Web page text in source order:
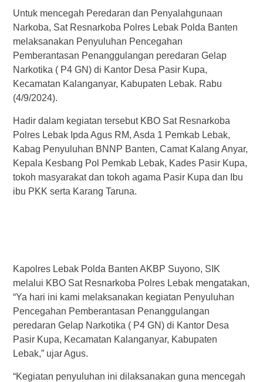
Untuk mencegah Peredaran dan Penyalahgunaan
Narkoba, Sat Resnarkoba Polres Lebak Polda Banten
melaksanakan Penyuluhan Pencegahan
Pemberantasan Penanggulangan peredaran Gelap
Narkotika ( P4 GN) di Kantor Desa Pasir Kupa,
Kecamatan Kalanganyar, Kabupaten Lebak. Rabu
(4/9/2024).
Hadir dalam kegiatan tersebut KBO Sat Resnarkoba
Polres Lebak Ipda Agus RM, Asda 1 Pemkab Lebak,
Kabag Penyuluhan BNNP Banten, Camat Kalang Anyar,
Kepala Kesbang Pol Pemkab Lebak, Kades Pasir Kupa,
tokoh masyarakat dan tokoh agama Pasir Kupa dan Ibu
ibu PKK serta Karang Taruna.
Kapolres Lebak Polda Banten AKBP Suyono, SIK
melalui KBO Sat Resnarkoba Polres Lebak mengatakan,
“Ya hari ini kami melaksanakan kegiatan Penyuluhan
Pencegahan Pemberantasan Penanggulangan
peredaran Gelap Narkotika ( P4 GN) di Kantor Desa
Pasir Kupa, Kecamatan Kalanganyar, Kabupaten
Lebak,” ujar Agus.
“Kegiatan penyuluhan ini dilaksanakan guna mencegah